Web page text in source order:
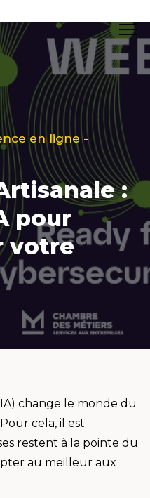
en ligne -
:
pour
votre
change le monde du
cela, il est
restent à la pointe du
au meilleur aux